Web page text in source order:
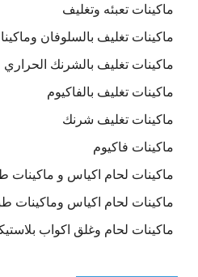
ماكينات تعبئه وتغليف
ماكينات تغليف بالسلوفان
ماكينات تغليف بالشرنك الحراري
ماكينات تغليف بالفاكيوم
ماكينات تغليف شرنك
ماكينات فاكيوم
ماكينات لحام اكياس و ماكينات
ماكينات لحام اكياس وماكينات
ماكينات لحام وغلق اكواب